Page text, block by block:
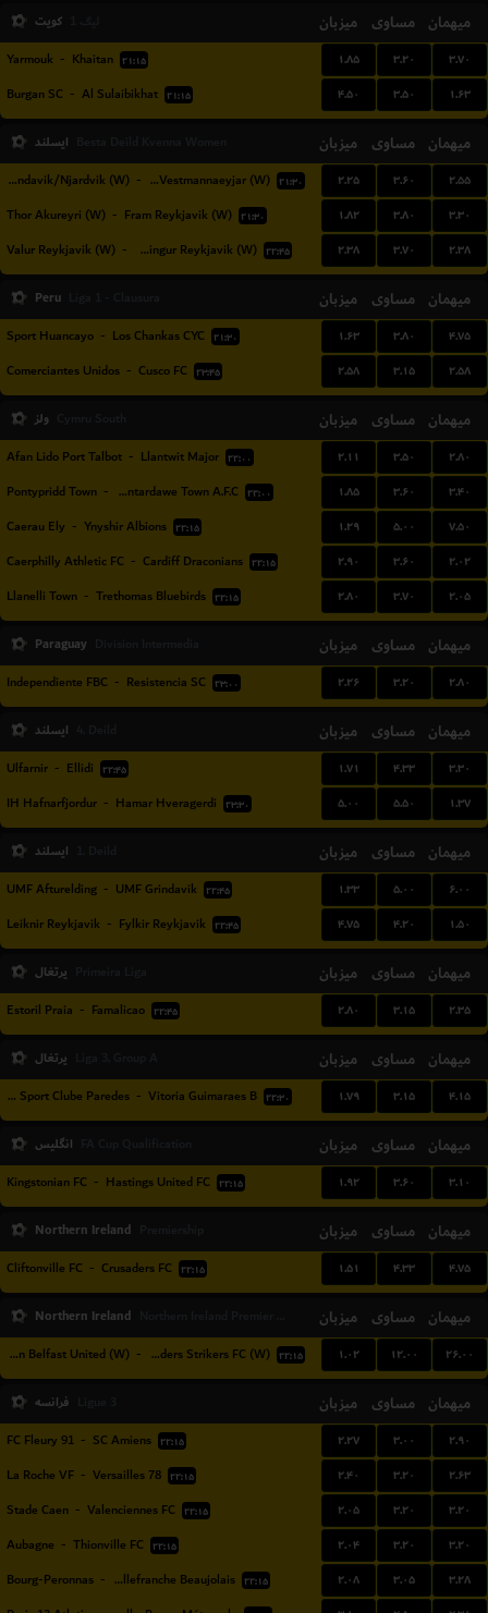
کویت میزبان مساوی میهمان
Yarmouk - Khaitan ۲۱:۱۵ ۱.۸۵ ۳.۲۰ ۳.۷۰
Burgan SC - Al Sulaibikhat ۲۱:۱۵ ۴.۵۰ ۳.۵۰ ۱.۶۳
ایسلند میزبان مساوی میهمان
Grindavik/Njardvik (W) - IBV Vestmannaeyjar (W) ۲۱:۳۰ ۲.۲۵ ۳.۶۰ ۲.۵۵
Thor Akureyri (W) - Fram Reykjavik (W) ۲۱:۳۰ ۱.۸۲ ۳.۸۰ ۳.۳۰
Valur Reykjavik (W) - Vikingur Reykjavik (W) ۲۲:۴۵ ۲.۳۸ ۳.۷۰ ۲.۳۸
Peru میزبان مساوی میهمان
Sport Huancayo - Los Chankas CYC ۲۱:۳۰ ۱.۶۳ ۳.۸۰ ۴.۷۵
Comerciantes Unidos - Cusco FC ۲۳:۴۵ ۲.۵۸ ۳.۱۵ ۲.۵۸
ولز میزبان مساوی میهمان
Afan Lido Port Talbot - Llantwit Major ۲۲:۰۰ ۲.۱۱ ۳.۵۰ ۲.۸۰
Pontypridd Town - Pontardawe Town A.F.C. ۲۲:۰۰ ۱.۸۵ ۳.۶۰ ۳.۴۰
Caerau Ely - Ynyshir Albions ۲۲:۱۵ ۱.۲۹ ۵.۰۰ ۷.۵۰
Caerphilly Athletic FC - Cardiff Draconians ۲۲:۱۵ ۲.۹۰ ۳.۶۰ ۲.۰۲
Llanelli Town - Trethomas Bluebirds ۲۲:۱۵ ۲.۸۰ ۳.۷۰ ۲.۰۵
Paraguay میزبان مساوی میهمان
Independiente FBC - Resistencia SC ۲۳:۰۰ ۲.۲۶ ۳.۲۰ ۲.۸۰
ایسلند میزبان مساوی میهمان
Ulfarnir - Ellidi ۲۲:۴۵ ۱.۷۱ ۴.۳۳ ۳.۳۰
IH Hafnarfjordur - Hamar Hveragerdi ۲۳:۳۰ ۵.۰۰ ۵.۵۰ ۱.۳۷
ایسلند میزبان مساوی میهمان
UMF Afturelding - UMF Grindavik ۲۲:۴۵ ۱.۳۳ ۵.۰۰ ۶.۰۰
Leiknir Reykjavik - Fylkir Reykjavik ۲۲:۴۵ ۴.۷۵ ۴.۲۰ ۱.۵۰
پرتغال میزبان مساوی میهمان
Estoril Praia - Famalicao ۲۲:۴۵ ۲.۸۰ ۳.۱۵ ۲.۳۵
پرتغال میزبان مساوی میهمان
Uniao Sport Clube Paredes - Vitoria Guimaraes B ۲۲:۳۰ ۱.۷۹ ۳.۱۵ ۴.۱۵
انگلیس میزبان مساوی میهمان
Kingstonian FC - Hastings United FC ۲۲:۱۵ ۱.۹۲ ۳.۶۰ ۳.۱۰
Northern Ireland میزبان مساوی میهمان
Cliftonville FC - Crusaders FC ۲۲:۱۵ ۱.۵۱ ۴.۳۳ ۴.۷۵
Northern Ireland میزبان مساوی میهمان
Glentoran Belfast United (W) - Crusaders Strikers FC (W) ۲۲:۱۵ ۱.۰۲ ۱۲.۰۰ ۲۶.۰۰
فرانسه میزبان مساوی میهمان
FC Fleury 91 - SC Amiens ۲۲:۱۵ ۲.۲۷ ۳.۰۰ ۲.۹۰
La Roche VF - Versailles 78 ۲۲:۱۵ ۲.۴۰ ۳.۲۰ ۲.۶۳
Stade Caen - Valenciennes FC ۲۲:۱۵ ۲.۰۵ ۳.۲۰ ۳.۲۰
Aubagne - Thionville FC ۲۲:۱۵ ۲.۰۴ ۳.۲۰ ۳.۲۰
Bourg-Peronnas - FC Villefranche Beaujolais ۲۲:۱۵ ۲.۰۸ ۳.۰۵ ۳.۲۸